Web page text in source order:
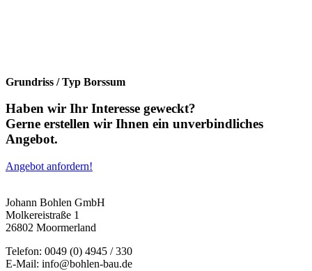
Grundriss / Typ Borssum
Haben wir Ihr Interesse geweckt?
Gerne erstellen wir Ihnen ein unverbindliches
Angebot.
Angebot anfordern!
Johann Bohlen GmbH
Molkereistraße 1
26802 Moormerland
Telefon: 0049 (0) 4945 / 330
E-Mail: info@bohlen-bau.de